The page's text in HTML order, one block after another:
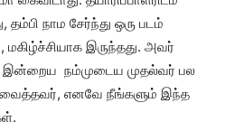
நாம சேர்ந்து ஒரு படம்
இருந்தது. அவர்
இன்றைய நம்முடைய முதல்வர் பல
வைத்தவர், எனவே நீங்களும் இந்த